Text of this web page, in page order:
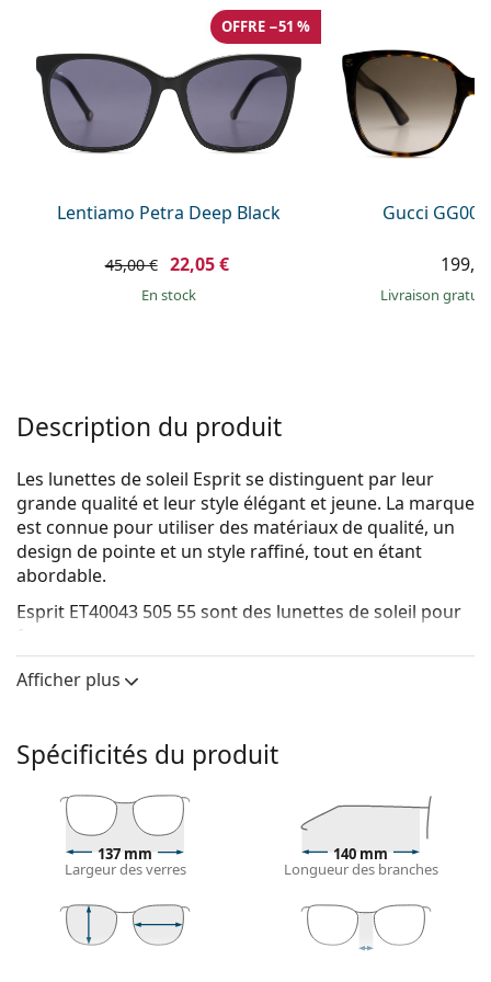
Prada
Toutes les marques
Lentiamo Petra Deep Black
OFFRE −51 %
45,00 € 22,05 €
en stock
Gucci
Livraison
Description du produit
Les lunettes de soleil Esprit se distinguent par leur
grande qualité et leur style élégant et jeune. La marque
est connue pour utiliser des matériaux de qualité, un
design de pointe et un style raffiné, tout en étant
abordable.
Esprit ET40043 505 55sont des lunettes de soleil pour
femmes.
Voyez à quoi vous ressemblez avec ces lunettes de
soleil grâce à la fonction d'essayage virtuel de
Monture de lunettes de soleil
La couleur grise de la monture s'accorde
parfaitement avec tous les types de teint et des
cheveux roux, gris, blancs ou blond foncé.
Lunettes de soleil à montures carréessont un choix
ronde, ovale ou triangulaire.
La monture des lunettes de soleil est en métal, qui
Afficher plus
Spécificités du produit
137 mm
Largeur des verres
140 mm
Longueur des branches